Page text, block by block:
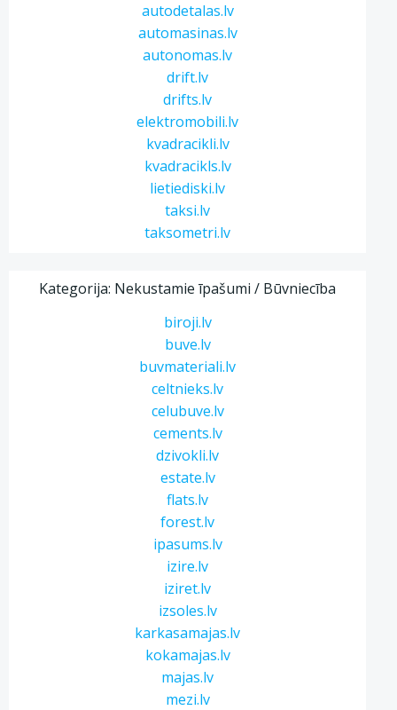
autodetalas.lv
automasinas.lv
autonomas.lv
drift.lv
drifts.lv
elektromobili.lv
kvadracikli.lv
kvadracikls.lv
lietiediski.lv
taksi.lv
taksometri.lv
Kategorija: Nekustamie īpašumi / Būvniecība
biroji.lv
buve.lv
buvmateriali.lv
celtnieks.lv
celubuve.lv
cements.lv
dzivokli.lv
estate.lv
flats.lv
forest.lv
ipasums.lv
izire.lv
iziret.lv
izsoles.lv
karkasamajas.lv
kokamajas.lv
majas.lv
mezi.lv